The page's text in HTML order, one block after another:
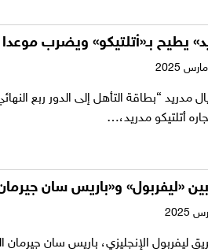
يطيح بـ«أتلتيكو» ويضرب
مدريد “بطاقة التأهل إلى الدور ربع
أتلتيكو مدريد،…
بين «ليفربول» و«باريس سان
ليفربول الإنجليزي، باريس سان جيرمان